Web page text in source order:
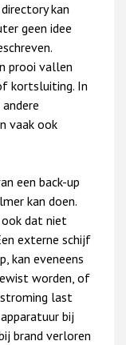
kan
geen idee
prooi vallen
kortsluiting. In
vaak ook
een back-up
kan doen.
ook dat niet
externe schijf
kan eveneens
worden, of
last
bij
brand verloren